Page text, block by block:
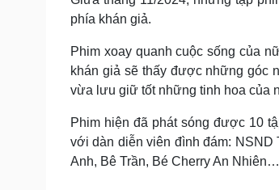
Sức khỏe
Dinh dưỡng - món ngon
Cây thuốc
Sản phụ khoa
Nhi khoa
Nam khoa
Làm đẹp - giảm cân
Phòng mạch online
Ăn sạch sống khỏe
Nhà đẹp
Blog
Tình
phía khán giả.
Phim xoay quanh cuộc sống của
khán giả sẽ thấy được những góc
vừa lưu giữ tốt những tinh hoa của
Phim hiện đã phát sóng được 10
với dàn diễn viên đình đám: NSND
Anh, Bê Trần, Bé Cherry An